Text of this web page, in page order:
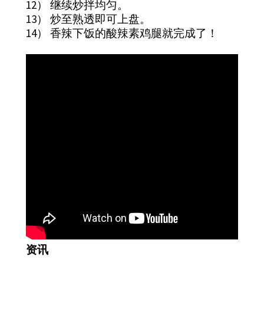
12） 继续炒拌均匀。
13） 炒至熟透即可上盘。
14） 香辣下饭的酸辣素鸡腿就完成了！
资讯